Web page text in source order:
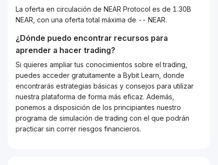
La oferta en circulación de NEAR Protocol es de 1.30B
NEAR, con una oferta total máxima de -- NEAR.
¿Dónde puedo encontrar recursos para
aprender a hacer trading?
Si quieres ampliar tus conocimientos sobre el trading,
puedes acceder gratuitamente a Bybit Learn, donde
encontrarás estrategias básicas y consejos para utilizar
nuestra plataforma de forma más eficaz. Además,
ponemos a disposición de los principiantes nuestro
programa de simulación de trading con el que podrán
practicar sin correr riesgos financieros.